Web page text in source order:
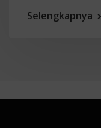
Selengkapnya